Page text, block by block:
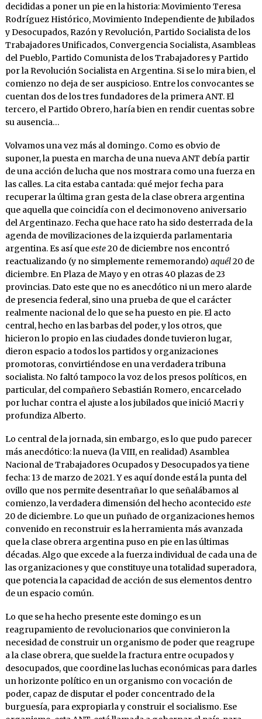
decididas a poner un pie en la historia: Movimiento Teresa
Rodríguez Histórico, Movimiento Independiente de Jubilados
y Desocupados, Razón y Revolución, Partido Socialista de los
Trabajadores Unificados, Convergencia Socialista, Asambleas
del Pueblo, Partido Comunista de los Trabajadores y Partido
por la Revolución Socialista en Argentina. Si se lo mira bien, el
comienzo no deja de ser auspicioso. Entre los convocantes se
cuentan dos de los tres fundadores de la primera ANT. El
tercero, el Partido Obrero, haría bien en rendir cuentas sobre
su ausencia…
Volvamos una vez más al domingo. Como es obvio de
suponer, la puesta en marcha de una nueva ANT debía partir
de una acción de lucha que nos mostrara como una fuerza en
las calles. La cita estaba cantada: qué mejor fecha para
recuperar la última gran gesta de la clase obrera argentina
que aquella que coincidía con el decimonoveno aniversario
del Argentinazo. Fecha que hace rato ha sido desterrada de la
agenda de movilizaciones de la izquierda parlamentaria
argentina. Es así queeste20 de diciembre nos encontró
reactualizando (y no simplemente rememorando) aquél20 de
diciembre. En Plaza de Mayo y en otras 40 plazas de 23
provincias. Dato este que no es anecdótico ni un mero alarde
de presencia federal, sino una prueba de que el carácter
realmente nacional de lo que se ha puesto en pie. El acto
central, hecho en las barbas del poder, y los otros, que
hicieron lo propio en las ciudades donde tuvieron lugar,
dieron espacio a todos los partidos y organizaciones
promotoras, convirtiéndose en una verdadera tribuna
socialista. No faltó tampoco la voz de los presos políticos, en
particular, del compañero Sebastián Romero, encarcelado
por luchar contra el ajuste a los jubilados que inició Macri y
profundiza Alberto.
Lo central de la jornada, sin embargo, es lo que pudo parecer
más anecdótico: la nueva (la VIII, en realidad) Asamblea
Nacional de Trabajadores Ocupados y Desocupados ya tiene
fecha: 13 de marzo de 2021. Y es aquí donde está la punta del
ovillo que nos permite desentrañar lo que señalábamos al
comienzo, la verdadera dimensión del hecho acontecido este
20 de diciembre. Lo que un puñado de organizaciones hemos
convenido en reconstruir es la herramienta más avanzada
que la clase obrera argentina puso en pie en las últimas
décadas. Algo que excede a la fuerza individual de cada una de
las organizaciones y que constituye una totalidad superadora,
que potencia la capacidad de acción de sus elementos dentro
de un espacio común.
Lo que se ha hecho presente este domingo es un
reagrupamiento de revolucionarios que convinieron la
necesidad de construir un organismo de poder que reagrupe
a la clase obrera, que suelde la fractura entre ocupados y
desocupados, que coordine las luchas económicas para darles
un horizonte político en un organismo con vocación de
poder, capaz de disputar el poder concentrado de la
burguesía, para expropiarla y construir el socialismo. Ese